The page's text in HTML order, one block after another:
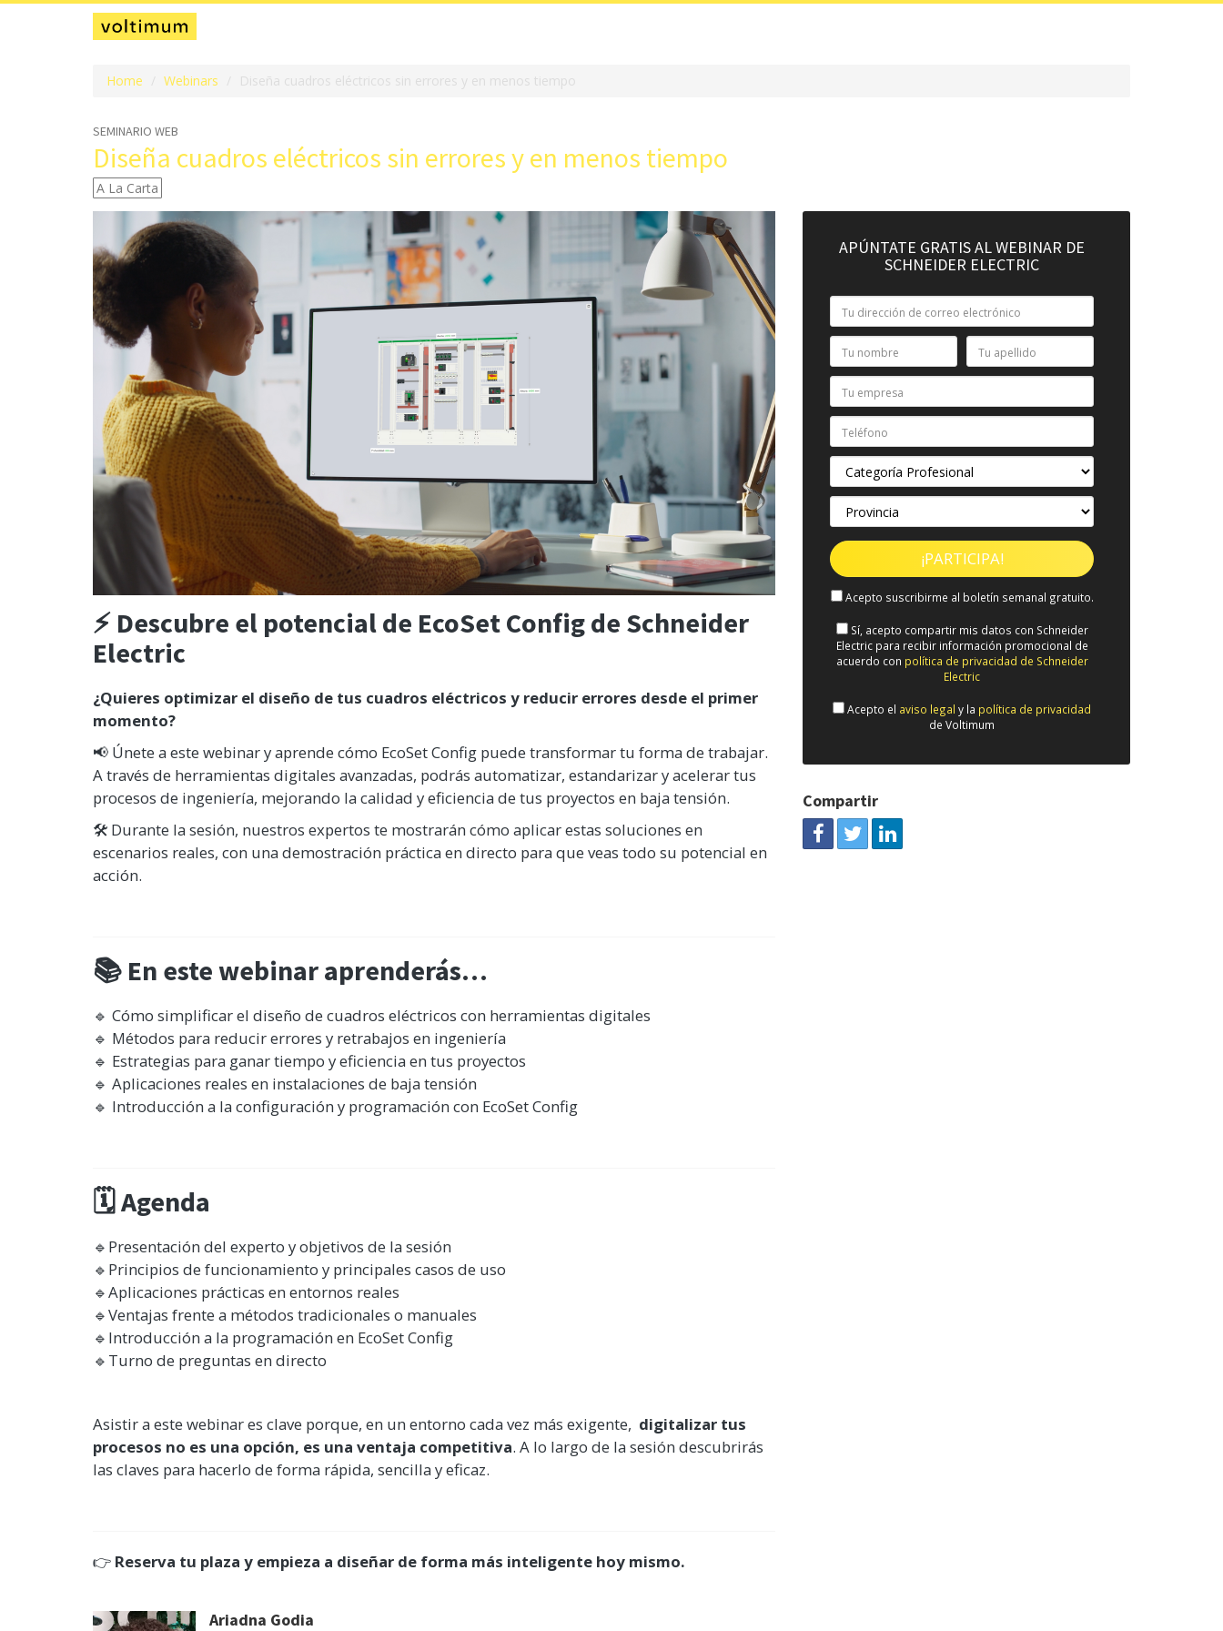
Home Webinars Diseña cuadros eléctricos sin errores y en menos tiempo
SEMINARIO WEB
Diseña cuadros eléctricos sin errores y en menos tiempo
A La Carta
⚡ Descubre el potencial de EcoSet Config de Schneider
Electric
¿Quieres optimizar el diseño de tus cuadros eléctricos y reducir errores desde el primer
momento?
📢 Únete a este webinar y aprende cómo EcoSet Config puede transformar tu forma de trabajar.
A través de herramientas digitales avanzadas, podrás automatizar, estandarizar y acelerar tus
procesos de ingeniería, mejorando la calidad y eficiencia de tus proyectos en baja tensión.
🛠️ Durante la sesión, nuestros expertos te mostrarán cómo aplicar estas soluciones en
escenarios reales, con una demostración práctica en directo para que veas todo su potencial en
acción.
📚 En este webinar aprenderás…
🔹 Cómo simplificar el diseño de cuadros eléctricos con herramientas digitales
🔹 Métodos para reducir errores y retrabajos en ingeniería
🔹 Estrategias para ganar tiempo y eficiencia en tus proyectos
🔹 Aplicaciones reales en instalaciones de baja tensión
🔹 Introducción a la configuración y programación con EcoSet Config
🗓️ Agenda
🔹Presentación del experto y objetivos de la sesión
🔹Principios de funcionamiento y principales casos de uso
🔹Aplicaciones prácticas en entornos reales
🔹Ventajas frente a métodos tradicionales o manuales
🔹Introducción a la programación en EcoSet Config
🔹Turno de preguntas en directo
Asistir a este webinar es clave porque, en un entorno cada vez más exigente, digitalizar tus
procesos no es una opción, es una ventaja competitiva. A lo largo de la sesión descubrirás
las claves para hacerlo de forma rápida, sencilla y eficaz.
👉 Reserva tu plaza y empieza a diseñar de forma más inteligente hoy mismo.
Ariadna Godia
APÚNTATE GRATIS AL WEBINAR DE
SCHNEIDER ELECTRIC
Acepto suscribirme al boletín semanal gratuito.
Sí, acepto compartir mis datos con Schneider
Electric para recibir información promocional de
acuerdo con política de privacidad de Schneider
Electric
Acepto el aviso legal y la política de privacidad
de Voltimum
Compartir